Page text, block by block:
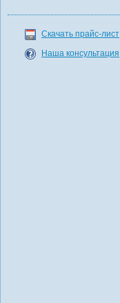
Скачать прайс-лист
Наша консультация